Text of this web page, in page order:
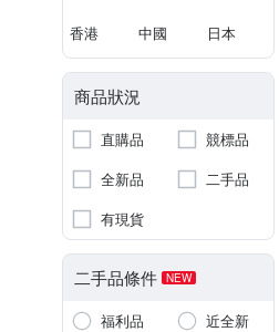
香港 中國 日本
商品狀況
直購品
競標品
全新品
二手品
有現貨
二手品條件 NEW
福利品
近全新